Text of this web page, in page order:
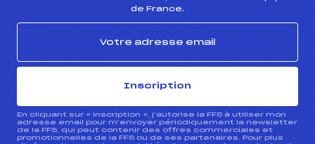
de France.
Inscription
En cliquant sur « inscription », j’autorise la FFS à utiliser mon
adresse email pour m’envoyer périodiquement la newsletter
de la FFS, qui peut contenir des offres commerciales et
promotionnelles de la FFS ou de ses partenaires. Pour plus